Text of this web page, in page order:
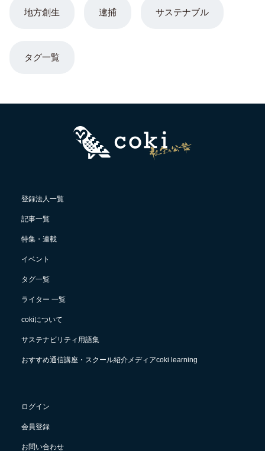
地方創生 逮捕 サステナブル
タグ一覧
登録法人一覧
記事一覧
特集・連載
イベント
タグ一覧
ライター 一覧
cokiについて
サステナビリティ用語集
おすすめ通信講座・スクール紹介メディアcoki learning
ログイン
会員登録
お問い合わせ